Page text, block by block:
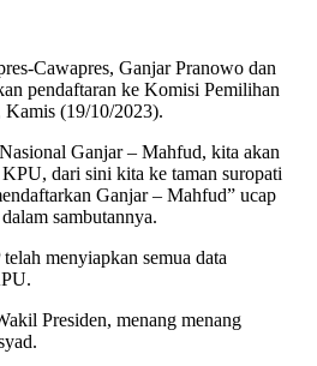
Cawapres, Ganjar Pranowo dan
pendaftaran ke Komisi Pemilihan
(19/10/2023).
Ganjar – Mahfud, kita akan
KPU, dari sini kita ke taman suropati
Ganjar – Mahfud” ucap
sambutannya.
menyiapkan semua data
Presiden, menang menang